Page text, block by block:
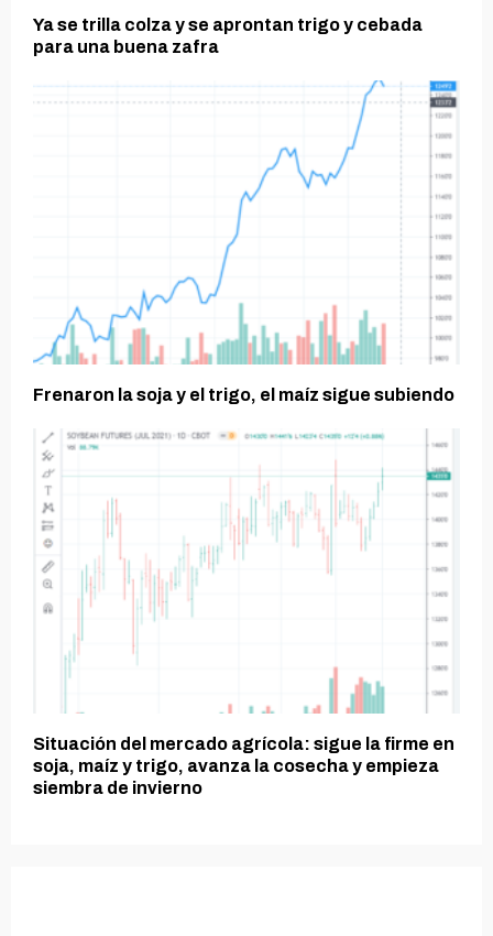
Ya se trilla colza y se aprontan trigo y cebada
para una buena zafra
Frenaron la soja y el trigo, el maíz sigue subiendo
Situación del mercado agrícola: sigue la firme en
soja, maíz y trigo, avanza la cosecha y empieza
siembra de invierno